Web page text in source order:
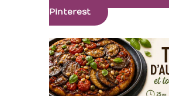
Pinterest